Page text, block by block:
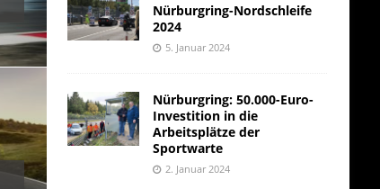
Nürburgring-Nordschleife
2024
5. Januar 2024
Nürburgring: 50.000-Euro-
Investition in die
Arbeitsplätze der
Sportwarte
2. Januar 2024